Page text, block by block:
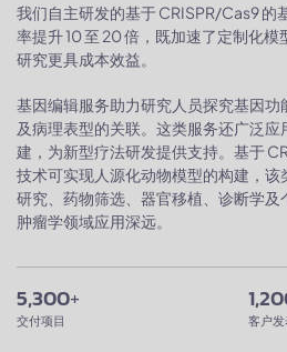
我们自主研发的基于 CRISPR/Cas9 的
率提升 10 至 20 倍，既加速了定制化
研究更具成本效益。
基因编辑服务助力研究人员探究基因功
及病理表型的关联。这类服务还广泛
建，为新型疗法研发提供支持。基于
技术可实现人源化动物模型的构建，该
研究、药物筛选、器官移植、诊断学及
肿瘤学领域应用深远。
5,300+
交付项目 客户